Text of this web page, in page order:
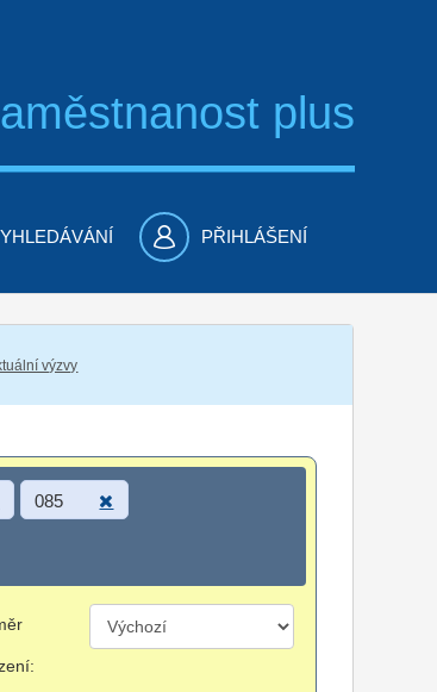
plus
PŘIHLÁŠENÍ
výzvy
085